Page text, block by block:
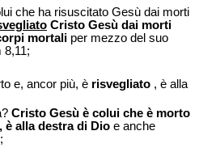
che ha risuscitato Gesù dai morti
Cristo Gesù dai morti
mortali per mezzo del suo
8,11;
e, ancor più, è risvegliato , è alla
Cristo Gesù è colui che è morto
, è alla destra di Dio e anche